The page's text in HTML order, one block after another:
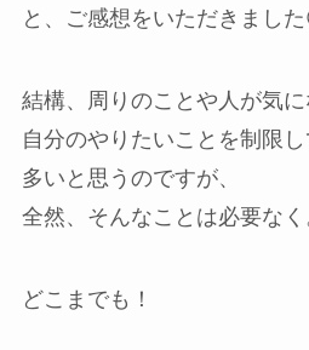
と、ご感想をいただきまし
結構、周りのことや人が気に
自分のやりたいことを制限
多いと思うのですが、
全然、そんなことは必要なく
どこまでも！